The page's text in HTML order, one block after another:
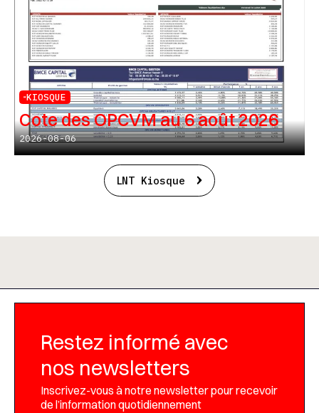
KIOSQUE
Cote des OPCVM au 6 août 2026
2026-08-06
LNT Kiosque
Restez informé avec
nos newsletters
Inscrivez-vous à notre newsletter pour recevoir
de l’information quotidiennement